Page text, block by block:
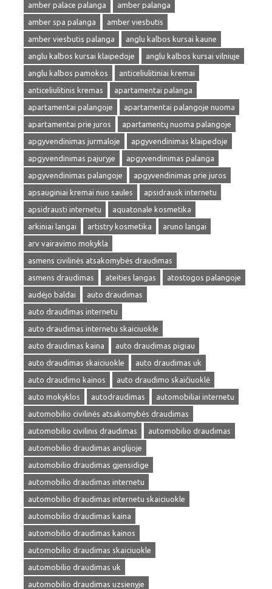
amber palace palanga
amber palanga
amber spa palanga
amber viesbutis
amber viesbutis palanga
anglu kalbos kursai kaune
anglu kalbos kursai klaipedoje
anglu kalbos kursai vilniuje
anglu kalbos pamokos
anticeliulitiniai kremai
anticeliulitinis kremas
apartamentai palanga
apartamentai palangoje
apartamentai palangoje nuoma
apartamentai prie juros
apartamentų nuoma palangoje
apgyvendinimas jurmaloje
apgyvendinimas klaipedoje
apgyvendinimas pajuryje
apgyvendinimas palanga
apgyvendinimas palangoje
apgyvendinimas prie juros
apsauginiai kremai nuo saules
apsidrausk internetu
apsidrausti internetu
aquatonale kosmetika
arkiniai langai
artistry kosmetika
aruno langai
arv vairavimo mokykla
asmens civilinės atsakomybės draudimas
asmens draudimas
ateities langas
atostogos palangoje
audėjo baldai
auto draudimas
auto draudimas internetu
auto draudimas internetu skaiciuokle
auto draudimas kaina
auto draudimas pigiau
auto draudimas skaiciuokle
auto draudimas uk
auto draudimo kainos
auto draudimo skaičiuoklė
auto mokyklos
autodraudimas
automobiliai internetu
automobilio civilinės atsakomybės draudimas
automobilio civilinis draudimas
automobilio draudimas
automobilio draudimas anglijoje
automobilio draudimas gjensidige
automobilio draudimas internetu
automobilio draudimas internetu skaiciuokle
automobilio draudimas kaina
automobilio draudimas kainos
automobilio draudimas skaiciuokle
automobilio draudimas uk
automobilio draudimas uzsienyje